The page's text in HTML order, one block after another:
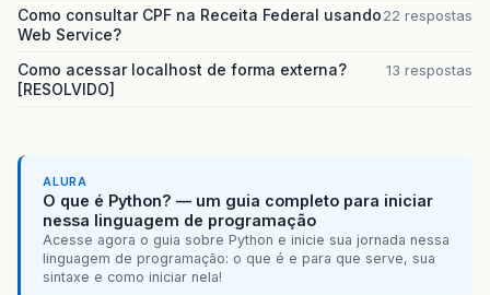
Como consultar CPF na Receita Federal usando
Web Service?
22 respostas
Como acessar localhost de forma externa?
[RESOLVIDO]
13 respostas
ALURA
O que é Python? — um guia completo para iniciar
nessa linguagem de programação
Acesse agora o guia sobre Python e inicie sua jornada nessa
linguagem de programação: o que é e para que serve, sua
sintaxe e como iniciar nela!